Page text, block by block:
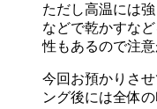
ただし高温には
などで乾かすな
性もあるので注意
今回お預かりさ
ング後には全体